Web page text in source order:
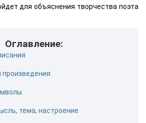
для объяснения творчества поэта
Оглавление:
произведения
тема, настроение